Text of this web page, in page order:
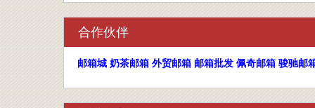
合作伙伴
邮箱城 奶茶邮箱 外贸邮箱 邮箱批发 佩奇邮箱 骏驰邮